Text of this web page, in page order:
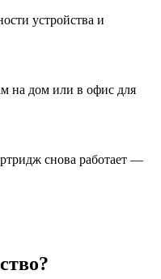
устройства и
на дом или в офис для
снова работает —